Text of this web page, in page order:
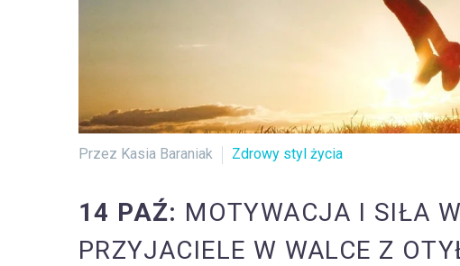
Przez Kasia Baraniak Zdrowy styl życia
14 PAŹ: MOTYWACJA I SIŁA
PRZYJACIELE W WALCE Z